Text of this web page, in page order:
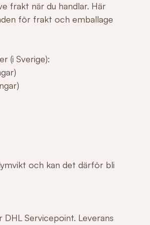
frakt när du handlar. Här
för frakt och emballage
(i Sverige):
och kan det därför bli
Servicepoint. Leverans